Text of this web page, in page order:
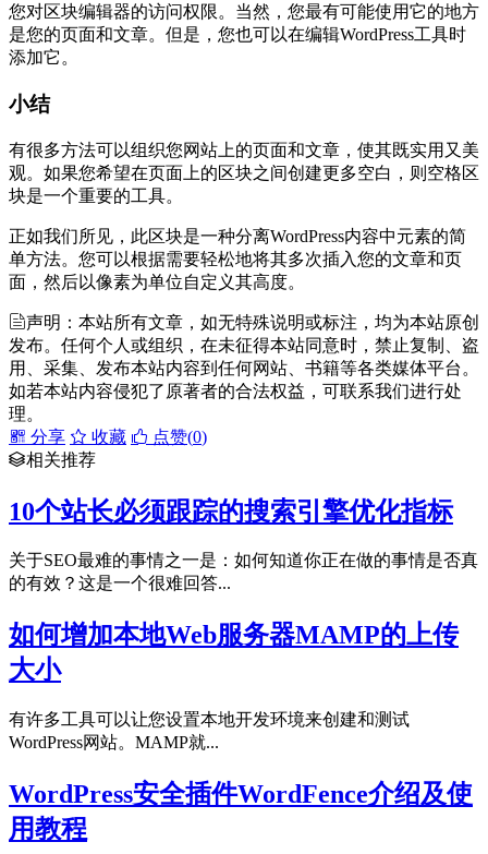
您对区块编辑器的访问权限。当然，您最有可能使用它的地方
是您的页面和文章。但是，您也可以在编辑WordPress工具时
添加它。
小结
有很多方法可以组织您网站上的页面和文章，使其既实用又美
观。如果您希望在页面上的区块之间创建更多空白，则空格区
块是一个重要的工具。
正如我们所见，此区块是一种分离WordPress内容中元素的简
单方法。您可以根据需要轻松地将其多次插入您的文章和页
面，然后以像素为单位自定义其高度。
声明：本站所有文章，如无特殊说明或标注，均为本站原创
发布。任何个人或组织，在未征得本站同意时，禁止复制、盗
用、采集、发布本站内容到任何网站、书籍等各类媒体平台。
如若本站内容侵犯了原著者的合法权益，可联系我们进行处
理。
分享
收藏 点赞(0)
相关推荐
10个站长必须跟踪的搜索引擎优化指标
关于SEO最难的事情之一是：如何知道你正在做的事情是否真
的有效？这是一个很难回答...
如何增加本地Web服务器MAMP的上传
大小
有许多工具可以让您设置本地开发环境来创建和测试
WordPress网站。MAMP就...
WordPress安全插件WordFence介绍及使
用教程